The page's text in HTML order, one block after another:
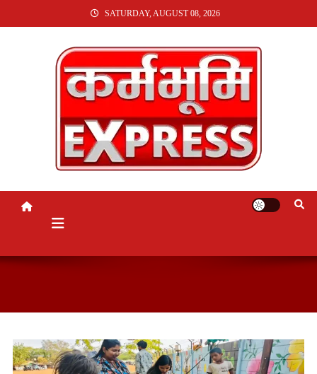
TO
SATURDAY, AUGUST 08, 2026
KARMABHUMI EXPRESS